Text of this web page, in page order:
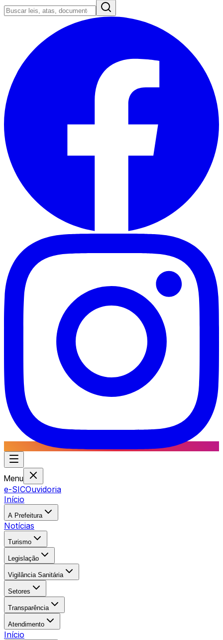
Menu
e-SICOuvidoria
Início
A Prefeitura
Notícias
Turismo
Legislação
Vigilância Sanitária
Setores
Transparência
Atendimento
Início